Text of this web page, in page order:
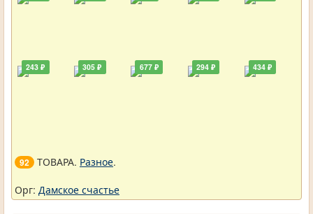
243 ₽ 305 ₽ 677 ₽ 294 ₽ 434 ₽
92 ТОВАРА. Разное.
Орг: Дамское счастье